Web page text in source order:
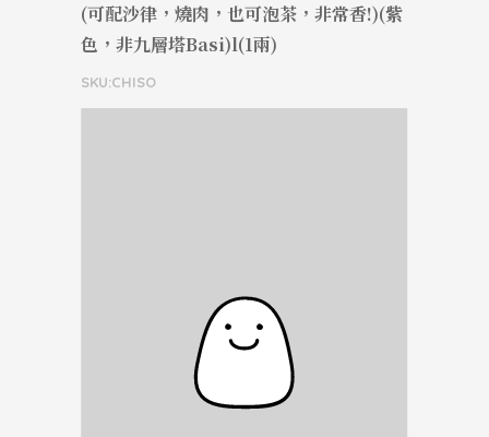
(可配沙律，燒肉，也可泡茶，非常香!)(紫
色，非九層塔Basi)l(1兩)
SKU:CHISO